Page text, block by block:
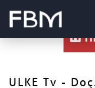
Emel Akdağ ile
ULKE Tv -